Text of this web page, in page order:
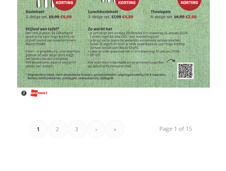
Page 1 of 15
1 2 3 › »